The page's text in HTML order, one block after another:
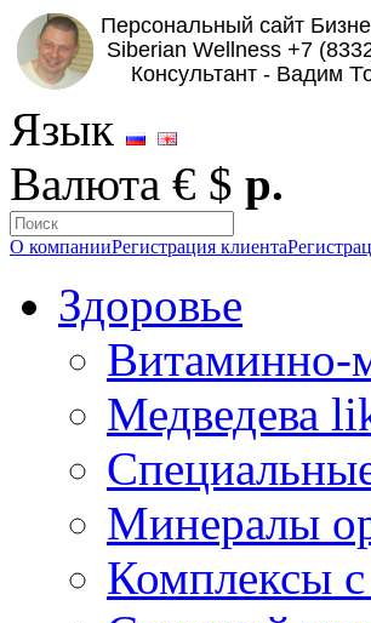
Язык
Валюта € $ р.
О компанииРегистрация клиента
Здоровье
Витаминно-
Медведева
Минералы
Комплексы